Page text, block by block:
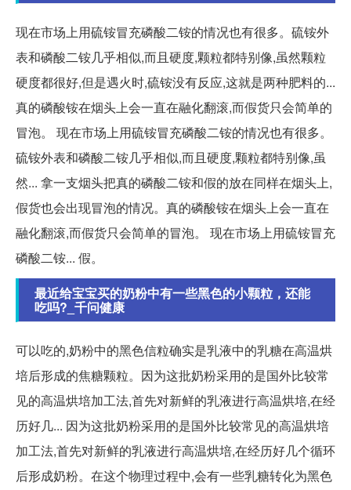
现在市场上用硫铵冒充磷酸二铵的情况也有很多。硫铵外
表和磷酸二铵几乎相似,而且硬度,颗粒都特别像,虽然颗粒
硬度都很好,但是遇火时,硫铵没有反应,这就是两种肥料的...
真的磷酸铵在烟头上会一直在融化翻滚,而假货只会简单的
冒泡。 现在市场上用硫铵冒充磷酸二铵的情况也有很多。
硫铵外表和磷酸二铵几乎相似,而且硬度,颗粒都特别像,虽
然... 拿一支烟头把真的磷酸二铵和假的放在同样在烟头上,
假货也会出现冒泡的情况。真的磷酸铵在烟头上会一直在
融化翻滚,而假货只会简单的冒泡。 现在市场上用硫铵冒充
磷酸二铵... 假。
最近给宝宝买的奶粉中有一些黑色的小颗粒，还能
吃吗?_千问健康
可以吃的,奶粉中的黑色信粒确实是乳液中的乳糖在高温烘
培后形成的焦糖颗粒。因为这批奶粉采用的是国外比较常
见的高温烘培加工法,首先对新鲜的乳液进行高温烘培,在经
历好几... 因为这批奶粉采用的是国外比较常见的高温烘培
加工法,首先对新鲜的乳液进行高温烘培,在经历好几个循环
后形成奶粉。在这个物理过程中,会有一些乳糖转化为黑色